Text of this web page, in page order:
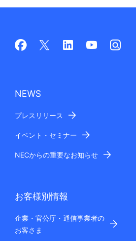
NEWS
プレスリリース
イベント・セミナー
NECからの重要なお知らせ
お客様別情報
企業・官公庁・通信事業者の
お客さま